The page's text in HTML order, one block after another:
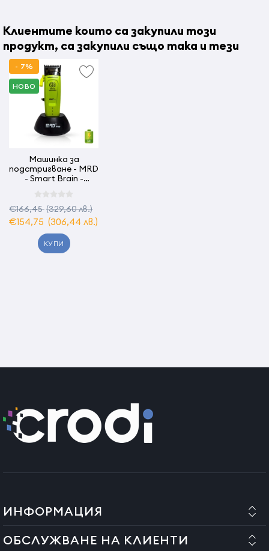
Страна на произход:Китай
Клиентите които са закупили този
продукт, са закупили също така и тези
- 7%
НОВО
Машинка за
подстригване - MRD
- Smart Brain -
€166,45(329,60 лв.)
€154,75 (306,44 лв.)
КУПИ
ИНФОРМАЦИЯ
ОБСЛУЖВАНЕ НА КЛИЕНТИ